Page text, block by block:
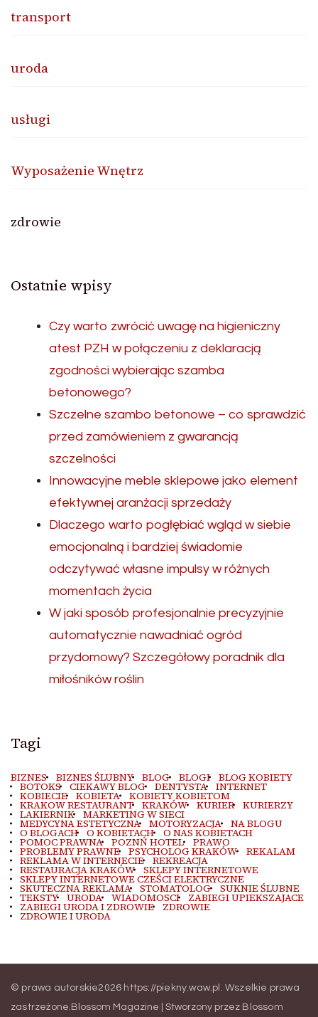
transport
uroda
usługi
Wyposażenie Wnętrz
zdrowie
Ostatnie wpisy
Czy warto zwrócić uwagę na higieniczny
atest PZH w połączeniu z deklaracją
zgodności wybierając szamba
betonowego?
Szczelne szambo betonowe – co sprawdzić
przed zamówieniem z gwarancją
szczelności
Innowacyjne meble sklepowe jako element
efektywnej aranżacji sprzedaży
Dlaczego warto pogłębiać wgląd w siebie
emocjonalną i bardziej świadomie
odczytywać własne impulsy w różnych
momentach życia
W jaki sposób profesjonalnie precyzyjnie
automatycznie nawadniać ogród
przydomowy? Szczegółowy poradnik dla
miłośników roślin
Tagi
BIZNES BIZNES ŚLUBNY BLOG BLOGI BLOG KOBIETY
BOTOKS CIEKAWY BLOG DENTYSTA INTERNET
KOBIECIE KOBIETA KOBIETY KOBIETOM
KRAKOW RESTAURANT KRAKÓW KURIER KURIERZY
LAKIERNIK MARKETING W SIECI
MEDYCYNA ESTETYCZNA MOTORYZACJA NA BLOGU
O BLOGACH O KOBIETACH O NAS KOBIETACH
POMOC PRAWNA POZNŃ HOTEL PRAWO
PROBLEMY PRAWNE PSYCHOLOG KRAKÓW REKALAM
REKLAMA W INTERNECIE REKREACJA
RESTAURACJA KRAKÓW SKLEPY INTERNETOWE
SKLEPY INTERNETOWE CZEŚCI ELEKTRYCZNE
SKUTECZNA REKLAMA STOMATOLOG SUKNIE ŚLUBNE
TEKSTY URODA WIADOMOSCI ZABIEGI UPIEKSZAJACE
ZABIEGI URODA I ZDROWIE ZDROWIE
ZDROWIE I URODA
© prawa autorskie2026 https://piekny.waw.pl
. Wszelkie prawa
zastrzeżone. Blossom Magazine | Stworzony przez Blossom